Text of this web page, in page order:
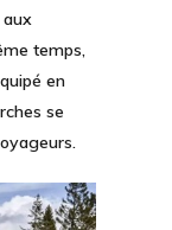
aux
temps,
en
se